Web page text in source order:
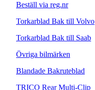
Beställ via reg.nr
Torkarblad Bak till Volvo
Torkarblad Bak till Saab
Övriga bilmärken
Blandade Bakruteblad
TRICO Rear Multi-Clip